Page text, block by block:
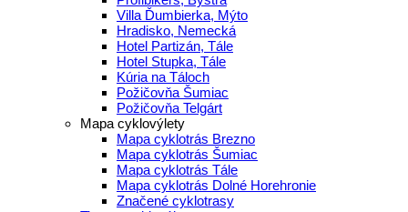
Villa Ďumbierka, Mýto
Hradisko, Nemecká
Hotel Partizán, Tále
Hotel Stupka, Tále
Kúria na Táloch
Požičovňa Šumiac
Požičovňa Telgárt
Mapa cyklovýlety
Mapa cyklotrás Brezno
Mapa cyklotrás Šumiac
Mapa cyklotrás Tále
Mapa cyklotrás Dolné Horehronie
Značené cyklotrasy